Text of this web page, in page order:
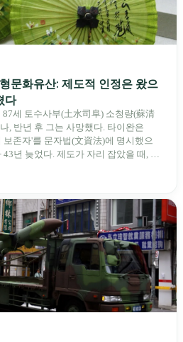
문화유산: 제도적 인정은 왔으
다
세 토수사부(土水司阜) 소청량(蘇清
, 반년 후 그는 사망했다. 타이완은
보존자'를 문자법(文資法)에 명시했으
년 늦었다. 제도가 자리 잡았을 때, 제
업화 과정에서 붕괴되었다. 600여 명